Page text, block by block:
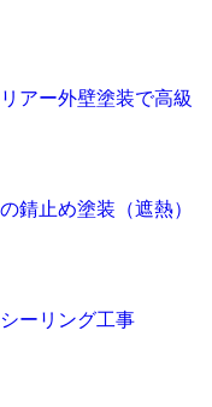
アー外壁塗装で高級
錆止め塗装（遮熱）
ーリング工事